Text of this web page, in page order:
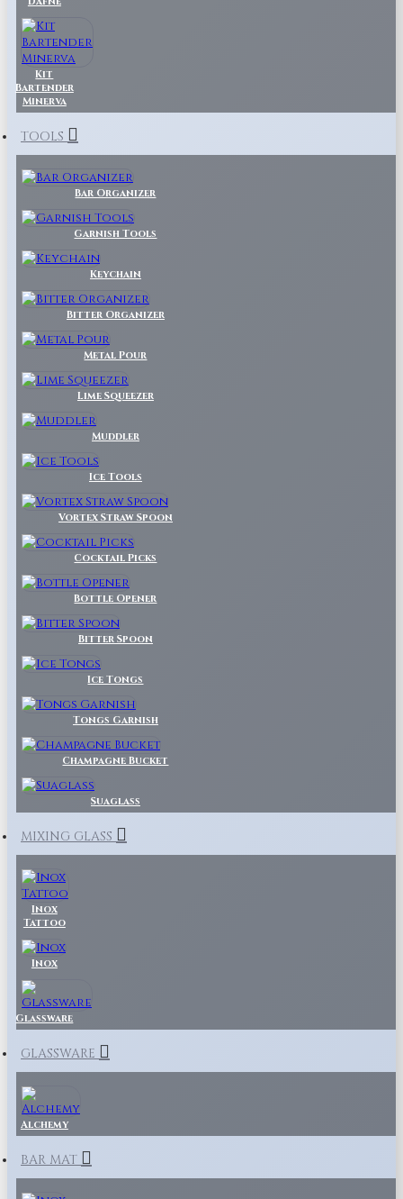
Kit
Bartender
Minerva
TOOLS
Bar Organizer
Garnish Tools
Keychain
Bitter Organizer
Metal Pour
Lime Squeezer
Muddler
Ice Tools
Vortex Straw Spoon
Cocktail Picks
Bottle Opener
Bitter Spoon
Ice Tongs
Tongs Garnish
Champagne Bucket
Suaglass
MIXING GLASS
Inox
Tattoo
Inox
Glassware
GLASSWARE
Alchemy
BAR MAT